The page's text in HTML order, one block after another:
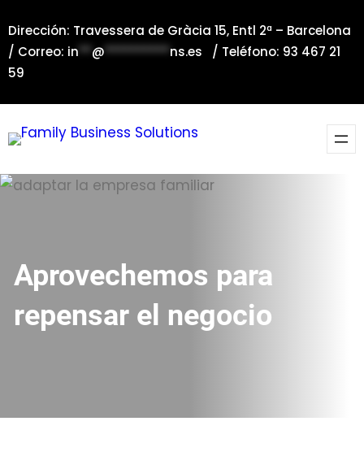
al
contenido
Dirección: Travessera de Gràcia 15, Entl 2ª – Barcelona
/ Correo: in**@**********ns.es / Teléfono: 93 467 21
59
Aprovechemos para
repensar el negocio